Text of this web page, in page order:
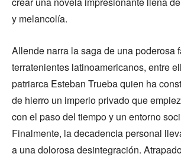
y melancolía.
Allende narra la saga de una poderosa
terratenientes latinoamericanos, entre
patriarca Esteban Trueba quien ha
de hierro un imperio privado que
con el paso del tiempo y un entorno
Finalmente, la decadencia personal
a una dolorosa desintegración.